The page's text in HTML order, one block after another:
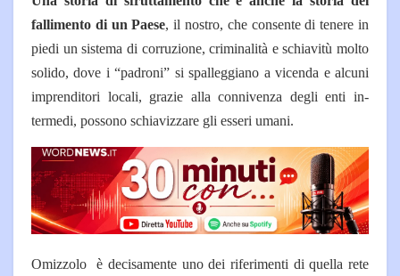
fallimento di un Paese, il nostro, che consente di tene­re in
piedi un sistema di corru­zione, criminalità e schiavitù molto
solido, dove i “padroni” si spalleggiano a vicenda e al­cuni
imprenditori locali, grazie alla connivenza degli enti in­
termedi, possono schiavizzare gli esseri umani.
Omizzolo è decisamen­te uno dei riferimenti di quella rete